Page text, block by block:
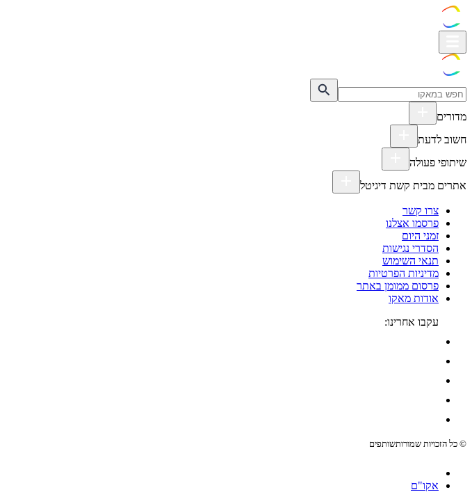
מדורים
חשוב לדעת
שיתופי פעולה
אתרים מבית קשת דיגיטל
צרו קשר
פרסמו אצלנו
זמני היום
הסדרי נגישות
תנאי השימוש
מדיניות הפרטיות
פרסום ממומן באתר
אודות מאקו
עקבו אחרינו:
© כל הזכויות שמורותשותפים
אקו"ם